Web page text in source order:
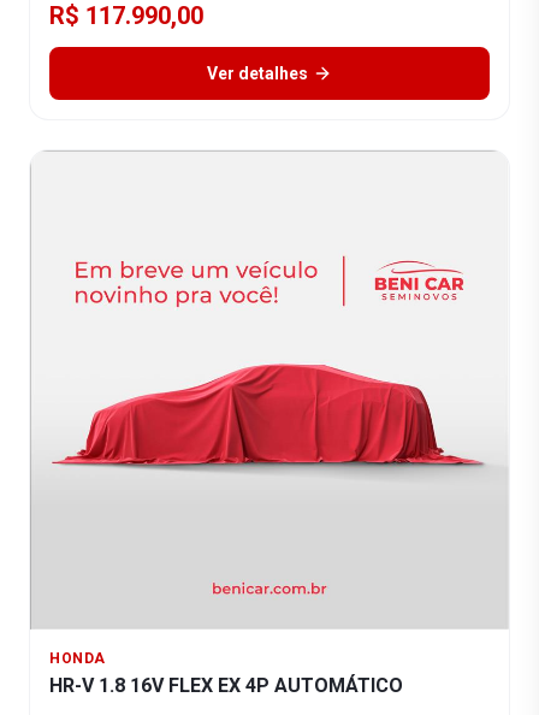
R$ 117.990,00
Ver detalhes
HONDA
HR-V 1.8 16V FLEX EX 4P AUTOMÁTICO